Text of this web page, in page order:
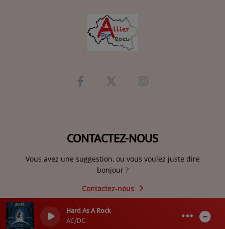
Hard As A Rock
AC/DC
0
CONTACTEZ-NOUS
Vous avez une suggestion, ou vous voulez juste dire
bonjour ?
Contactez-nous